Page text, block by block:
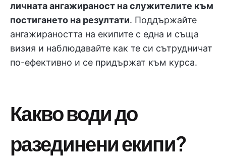
личната ангажираност на служителите към
постигането на резултати. Поддържайте
ангажираността на екипите с една и съща
визия и наблюдавайте как те си сътрудничат
по-ефективно и се придържат към курса.
Какво води до
разединени екипи?